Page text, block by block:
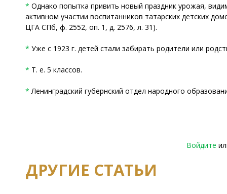
* Однако попытка привить новый праздник урожая,
активном участии воспитанников татарских детских
ЦГА СПб, ф. 2552, оп. 1, д. 2576, л. 31).
* Уже с 1923 г. детей стали забирать родители или
* Т. е. 5 классов.
* Ленинградский губернский отдел народного
Войдите
ДРУГИЕ СТАТЬИ